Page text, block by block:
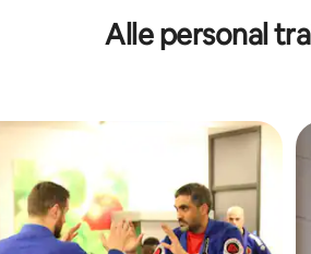
Alle personal